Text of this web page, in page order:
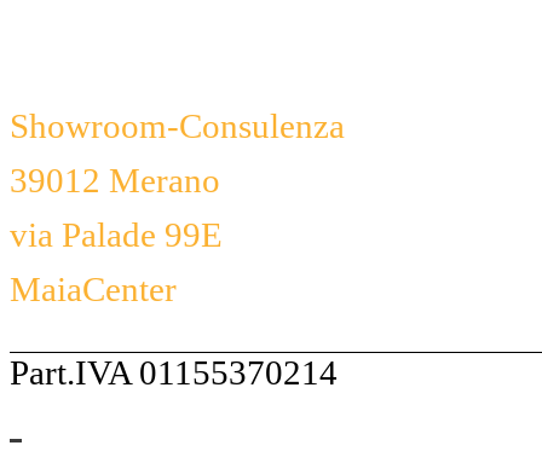
Showroom-Consulenza
39012 Merano
via Palade 99E
MaiaCenter
Part.IVA 01155370214